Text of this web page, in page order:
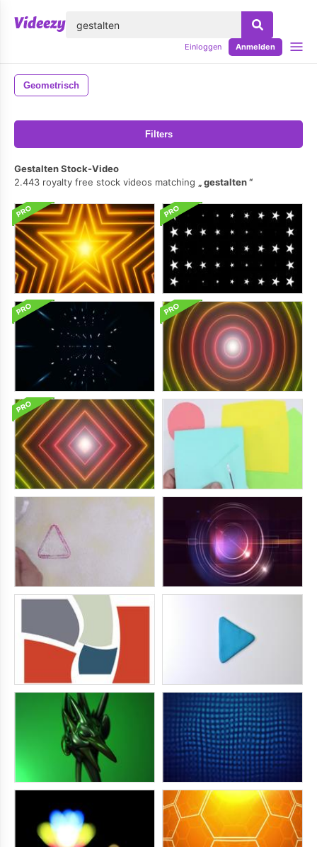
Einloggen Anmelden
Geometrisch
Filters
Gestalten Stock-Video
2.443 royalty free stock videos matching
gestalten